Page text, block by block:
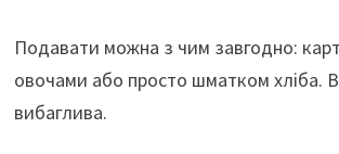
Подавати можна з чим завгодно:
овочами або просто шматком хліба.
вибаглива.